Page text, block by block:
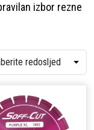
izbor rezne